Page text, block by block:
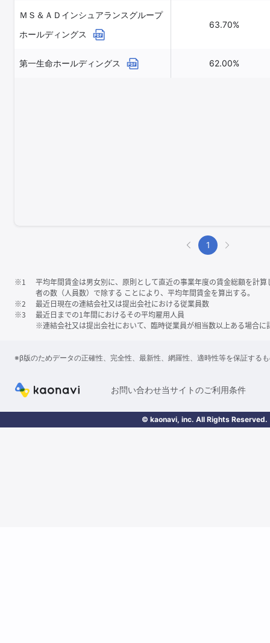
ＭＳ＆ＡＤインシュアランスグループ
ホールディングス
63.70%
第一生命ホールディングス 62.00%
1
※1
平均年間賃金は男女別に、原則として直近の事業年度の賃金総額を計
者の数（人員数）で除する ことにより、平均年間賃金を算出する。
※2
最近日現在の連結会社又は提出会社における従業員数
※3
最近日までの1年間におけるその平均雇用人員
※連結会社又は提出会社において、臨時従業員が相当数以上ある場合に
※β版のためデータの正確性、完全性、最新性、網羅性、適時性等を保証する
お問い合わせ当サイトのご利用条件
© kaonavi, inc. All Rights Reserved.